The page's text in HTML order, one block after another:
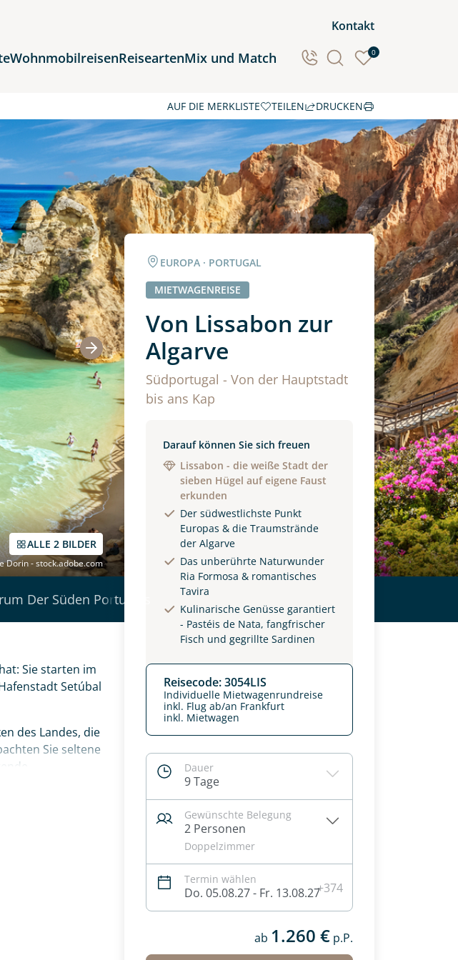
Kontakt
WohnmobilreisenReiseartenMix und Match 0
Afrika
Asien
Europa
Nordamerika
Ozeanien
Südamerika
AUF DIE MERKLISTE TEILEN DRUCKEN
ALLE 2 BILDER
Dorin - stock.adobe.com
Der Süden Portugals
EUROPA · PORTUGAL
MIETWAGENREISE
Von Lissabon zur
Algarve
Südportugal - Von der Hauptstadt
bis ans Kap
Darauf können Sie sich freuen
Lissabon - die weiße Stadt der
sieben Hügel auf eigene Faust
erkunden
Der südwestlichste Punkt
Europas & die Traumstrände
der Algarve
Das unberührte Naturwunder
Ria Formosa & romantisches
Tavira
Kulinarische Genüsse garantiert
- Pastéis de Nata, fangfrischer
Fisch und gegrillte Sardinen
Reisecode: 3054LIS
Individuelle Mietwagenrundreise
inkl. Flug ab/an Frankfurt
inkl. Mietwagen
Dauer
9 Tage
Gewünschte Belegung
2 Personen
Doppelzimmer
Termin wählen
Do. 05.08.27 - Fr. 13.08.27+374
ab 1.260 € p.P.
Sie starten im
Setúbal
des Landes, die
Sie seltene
Abenteuer